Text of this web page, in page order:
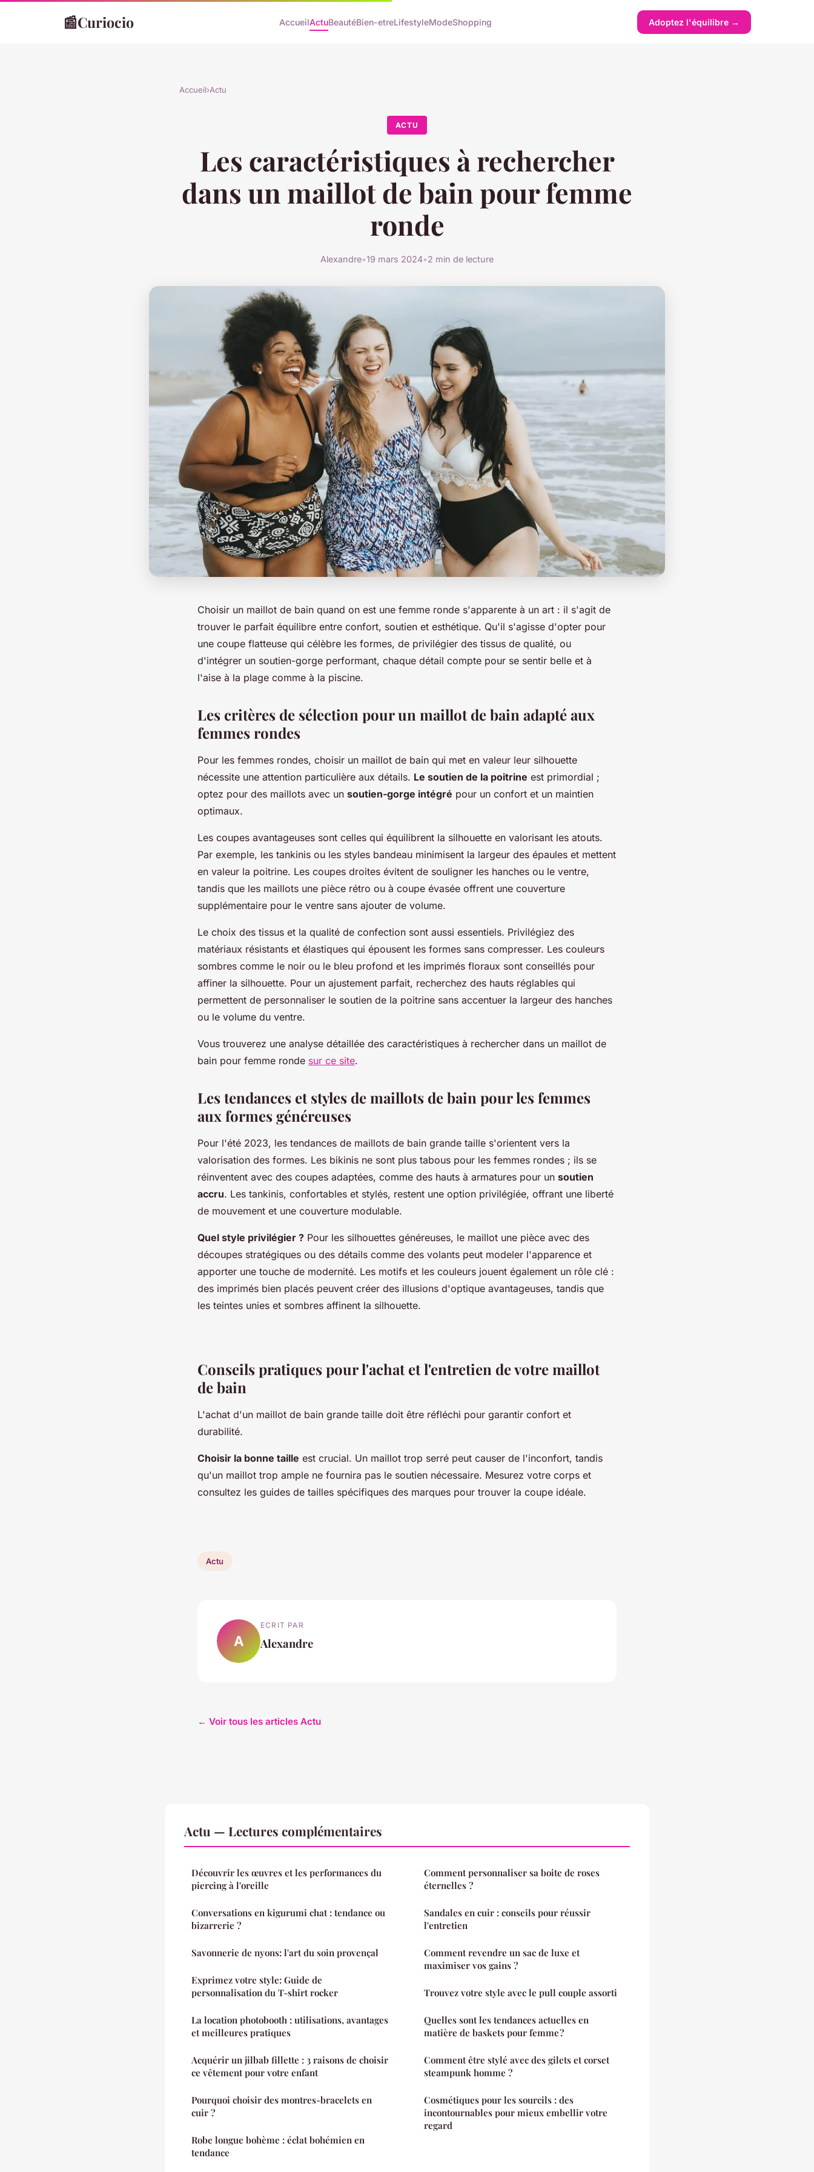
📰Curiocio AccueilActuBeautéBien-etreLifestyleModeShopping Adoptez l'équilibre →
Accueil›Actu
ACTU
Les caractéristiques à rechercher
dans un maillot de bain pour femme
ronde
Alexandre•19 mars 2024•2 min de lecture
Choisir un maillot de bain quand on est une femme ronde s'apparente à un art : il s'agit de
trouver le parfait équilibre entre confort, soutien et esthétique. Qu'il s'agisse d'opter pour
une coupe flatteuse qui célèbre les formes, de privilégier des tissus de qualité, ou
d'intégrer un soutien-gorge performant, chaque détail compte pour se sentir belle et à
l'aise à la plage comme à la piscine.
Les critères de sélection pour un maillot de bain adapté aux
femmes rondes
Pour les femmes rondes, choisir un maillot de bain qui met en valeur leur silhouette
nécessite une attention particulière aux détails. Le soutien de la poitrine est primordial ;
optez pour des maillots avec un soutien-gorge intégré pour un confort et un maintien
optimaux.
Les coupes avantageuses sont celles qui équilibrent la silhouette en valorisant les atouts.
Par exemple, les tankinis ou les styles bandeau minimisent la largeur des épaules et mettent
en valeur la poitrine. Les coupes droites évitent de souligner les hanches ou le ventre,
tandis que les maillots une pièce rétro ou à coupe évasée offrent une couverture
supplémentaire pour le ventre sans ajouter de volume.
Le choix des tissus et la qualité de confection sont aussi essentiels. Privilégiez des
matériaux résistants et élastiques qui épousent les formes sans compresser. Les couleurs
sombres comme le noir ou le bleu profond et les imprimés floraux sont conseillés pour
affiner la silhouette. Pour un ajustement parfait, recherchez des hauts réglables qui
permettent de personnaliser le soutien de la poitrine sans accentuer la largeur des hanches
ou le volume du ventre.
Vous trouverez une analyse détaillée des caractéristiques à rechercher dans un maillot de
bain pour femme ronde sur ce site.
Les tendances et styles de maillots de bain pour les femmes
aux formes généreuses
Pour l'été 2023, les tendances de maillots de bain grande taille s'orientent vers la
valorisation des formes. Les bikinis ne sont plus tabous pour les femmes rondes ; ils se
réinventent avec des coupes adaptées, comme des hauts à armatures pour un soutien
accru. Les tankinis, confortables et stylés, restent une option privilégiée, offrant une liberté
de mouvement et une couverture modulable.
Quel style privilégier ? Pour les silhouettes généreuses, le maillot une pièce avec des
découpes stratégiques ou des détails comme des volants peut modeler l'apparence et
apporter une touche de modernité. Les motifs et les couleurs jouent également un rôle clé :
des imprimés bien placés peuvent créer des illusions d'optique avantageuses, tandis que
les teintes unies et sombres affinent la silhouette.
Conseils pratiques pour l'achat et l'entretien de votre maillot
de bain
L'achat d'un maillot de bain grande taille doit être réfléchi pour garantir confort et
durabilité.
Choisir la bonne taille est crucial. Un maillot trop serré peut causer de l'inconfort, tandis
qu'un maillot trop ample ne fournira pas le soutien nécessaire. Mesurez votre corps et
consultez les guides de tailles spécifiques des marques pour trouver la coupe idéale.
Actu
A
ECRIT PAR
Alexandre
← Voir tous les articles Actu
Actu — Lectures complémentaires
Découvrir les œuvres et les performances du
piercing à l'oreille
Conversations en kigurumi chat : tendance ou
bizarrerie ?
Savonnerie de nyons: l'art du soin provençal
Exprimez votre style: Guide de
personnalisation du T-shirt rocker
La location photobooth : utilisations, avantages
et meilleures pratiques
Acquérir un jilbab fillette : 3 raisons de choisir
ce vêtement pour votre enfant
Pourquoi choisir des montres-bracelets en
cuir ?
Robe longue bohème : éclat bohémien en
tendance
Comment personnaliser sa boite de roses
éternelles ?
Sandales en cuir : conseils pour réussir
l'entretien
Comment revendre un sac de luxe et
maximiser vos gains ?
Trouvez votre style avec le pull couple assorti
Quelles sont les tendances actuelles en
matière de baskets pour femme ?
Comment être stylé avec des gilets et corset
steampunk homme ?
Cosmétiques pour les sourcils : des
incontournables pour mieux embellir votre
regard